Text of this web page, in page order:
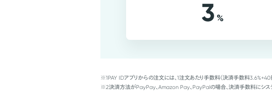
3 %
※1PAY IDアプリからの注文には、1注文あたり手数料（決済手数料
※2決済方法がPayPay、Amazon Pay、PayPalの場合、決済手数料にシス